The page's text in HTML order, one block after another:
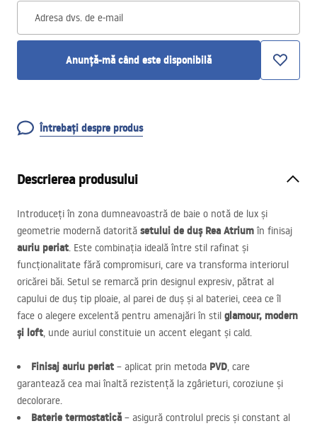
Adresa dvs. de e-mail
Anunță-mă când este disponibilă
Întrebați despre produs
Descrierea produsului
Introduceți în zona dumneavoastră de baie o notă de lux și
geometrie modernă datorită setului de duș Rea Atrium în finisaj
auriu periat. Este combinația ideală între stil rafinat și
funcționalitate fără compromisuri, care va transforma interiorul
oricărei băi. Setul se remarcă prin designul expresiv, pătrat al
capului de duș tip ploaie, al parei de duș și al bateriei, ceea ce îl
face o alegere excelentă pentru amenajări în stil glamour, modern
și loft, unde auriul constituie un accent elegant și cald.
Finisaj auriu periat – aplicat prin metoda PVD, care
garantează cea mai înaltă rezistență la zgârieturi, coroziune și
decolorare.
Baterie termostatică – asigură controlul precis și constant al